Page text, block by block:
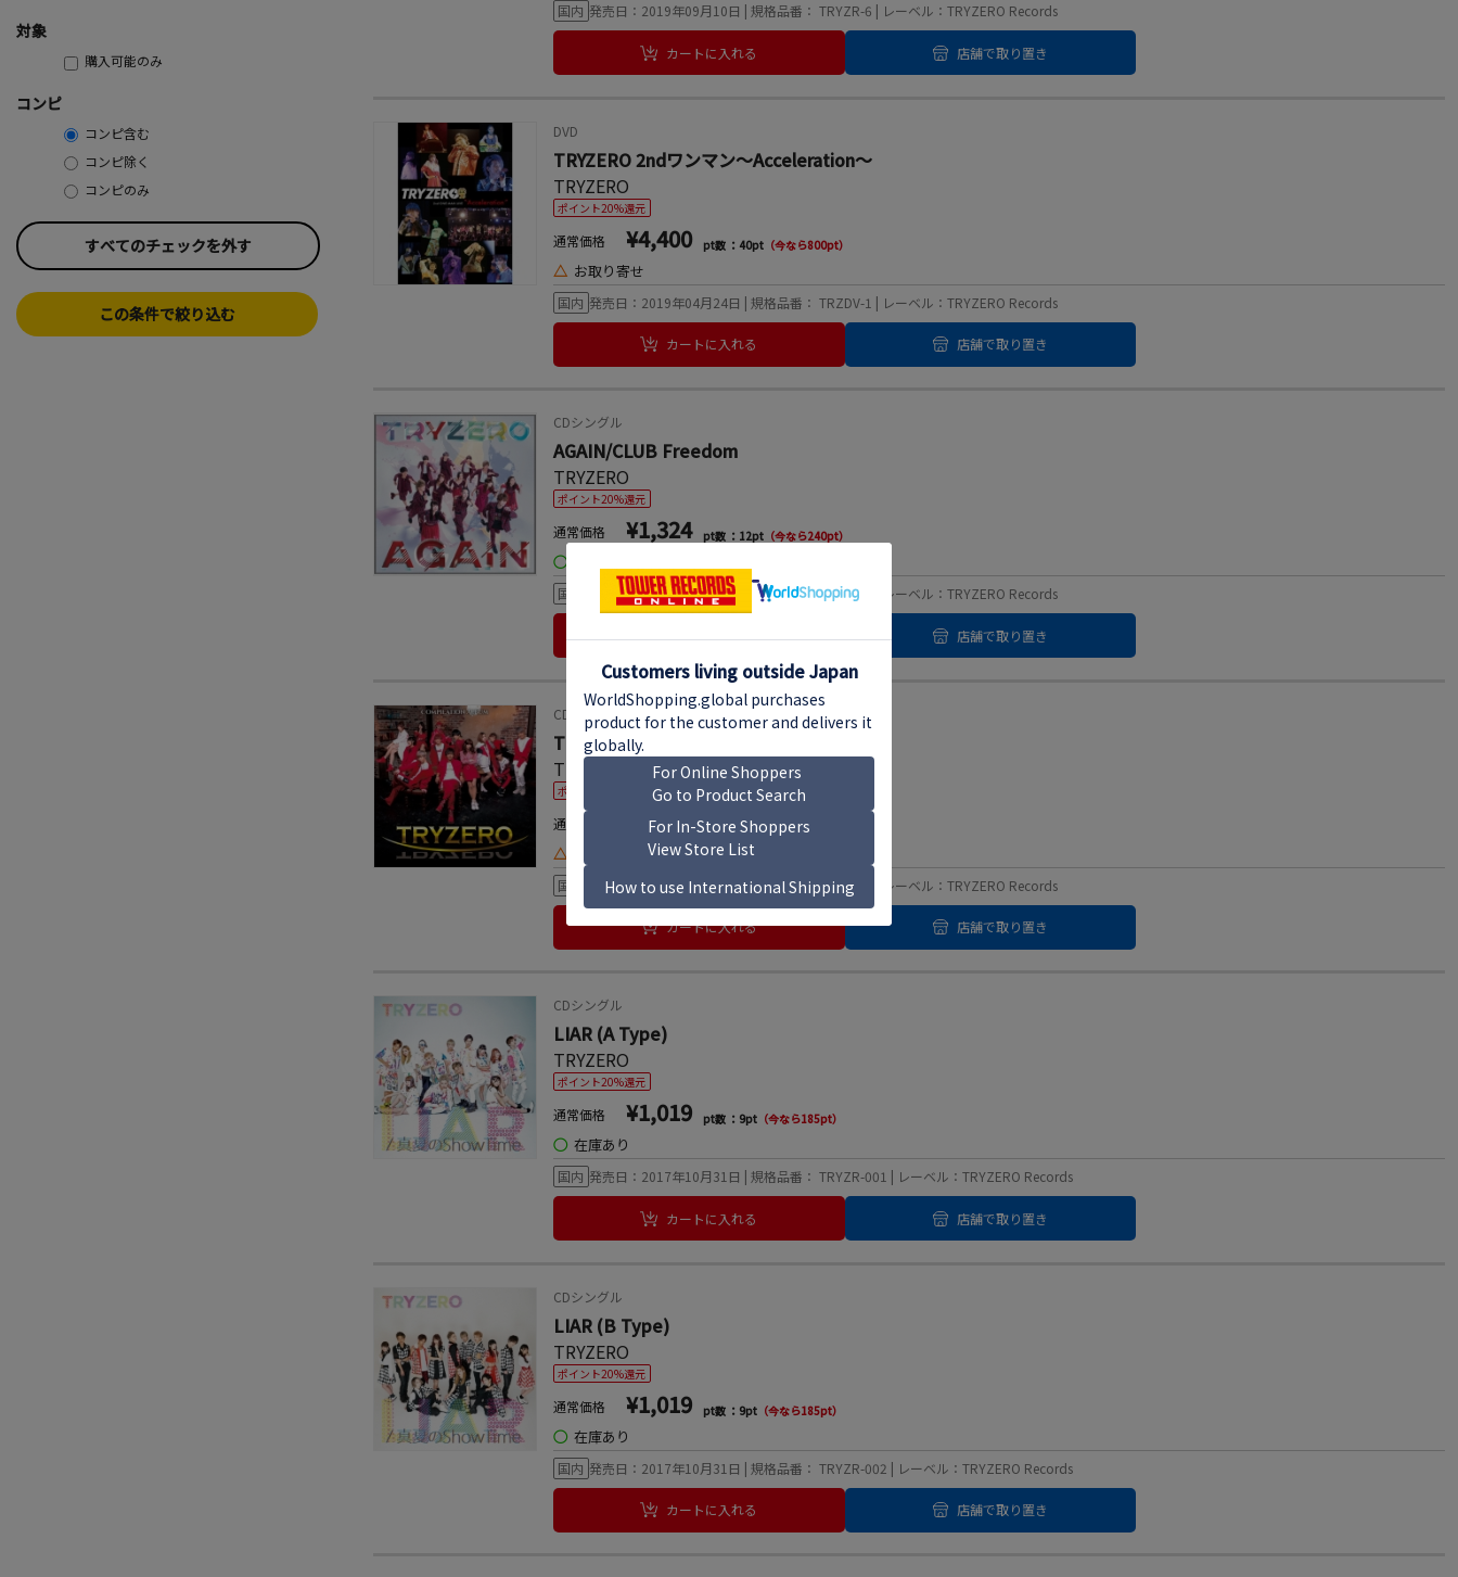
対象
購入可能のみ
コンピ
コンピ含む
コンピ除く
コンピのみ
すべてのチェックを外す
この条件で絞り込む
国内 発売日：2019年09月10日 | 規格品番： TRYZR-6 | レーベル：TRYZERO Records
カートに入れる 店舗で取り置き
DVD
TRYZERO 2ndワンマン～Acceleration～
TRYZERO
ポイント20%還元
通常価格 ¥4,400 pt数 ：40pt （今なら800pt）
△ お取り寄せ
国内 発売日：2019年04月24日 | 規格品番： TRZDV-1 | レーベル：TRYZERO Records
カートに入れる 店舗で取り置き
CDシングル
AGAIN/CLUB Freedom
TRYZERO
ポイント20%還元
通常価格 ¥1,324 pt数 ：12pt （今なら240pt）
◯
国内 発売日：2018年11月13日 | 規格品番： TRYZR-5 | レーベル：TRYZERO Records
カートに入れる 店舗で取り置き
CD
TRYZERO COMPILATION ALBUM
TRYZERO
ポイント20%還元
通常価格 ¥3,300 pt数 ：30pt（今なら600pt）
△
国内 発売日：2018年04月03日 | 規格品番： TRYZR-4 | レーベル：TRYZERO Records
カートに入れる 店舗で取り置き
CDシングル
LIAR (A Type)
TRYZERO
ポイント20%還元
通常価格 ¥1,019 pt数 ：9pt （今なら185pt）
◯ 在庫あり
国内 発売日：2017年10月31日 | 規格品番： TRYZR-001 | レーベル：TRYZERO Records
カートに入れる 店舗で取り置き
CDシングル
LIAR (B Type)
TRYZERO
ポイント20%還元
通常価格 ¥1,019 pt数 ：9pt （今なら185pt）
◯ 在庫あり
国内 発売日：2017年10月31日 | 規格品番： TRYZR-002 | レーベル：TRYZERO Records
カートに入れる 店舗で取り置き